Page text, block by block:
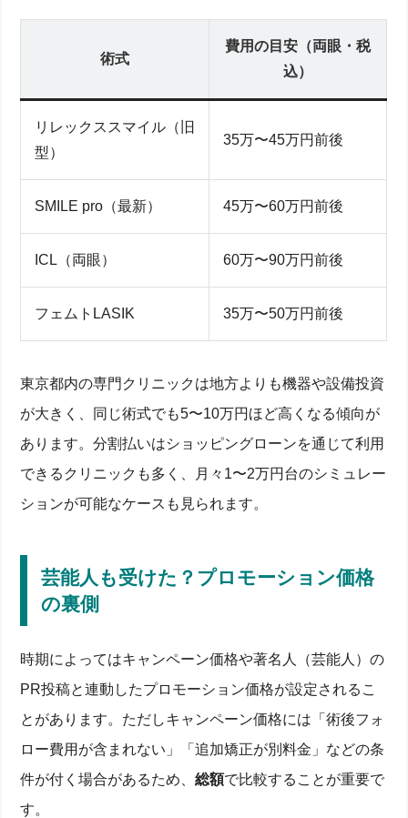
術式
費用の目安（両眼・税
込）
リレックススマイル（旧
型）
35万〜45万円前後
SMILE pro（最新） 45万〜60万円前後
ICL（両眼） 60万〜90万円前後
フェムトLASIK 35万〜50万円前後
東京都内の専門クリニックは地方よりも機器や設備投資
が大きく、同じ術式でも5〜10万円ほど高くなる傾向が
あります。分割払いはショッピングローンを通じて利用
できるクリニックも多く、月々1〜2万円台のシミュレー
ションが可能なケースも見られます。
芸能人も受けた？プロモーション価格
の裏側
時期によってはキャンペーン価格や著名人（芸能人）の
PR投稿と連動したプロモーション価格が設定されるこ
とがあります。ただしキャンペーン価格には「術後フォ
ロー費用が含まれない」「追加矯正が別料金」などの条
件が付く場合があるため、総額で比較することが重要で
す。